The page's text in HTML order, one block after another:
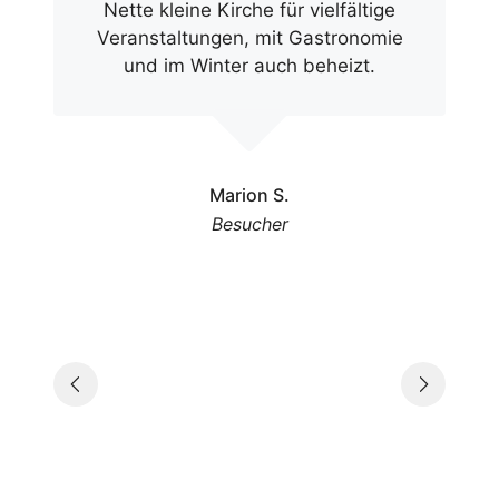
Nette kleine Kirche für vielfältige
Veranstaltungen, mit Gastronomie
und im Winter auch beheizt.
Marion S.
Besucher